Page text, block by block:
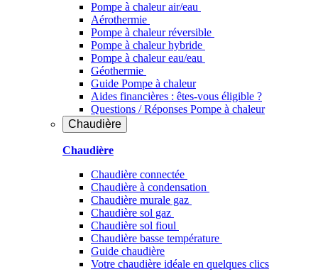
Pompe à chaleur air/eau
Aérothermie
Pompe à chaleur réversible
Pompe à chaleur hybride
Pompe à chaleur​ eau/eau
Géothermie
Guide Pompe à chaleur
Aides financières : êtes-vous éligible ?
Questions / Réponses Pompe à chaleur
Chaudière
Chaudière
Chaudière connectée
Chaudière à condensation
Chaudière murale gaz
Chaudière sol gaz
Chaudière sol fioul
Chaudière basse température
Guide chaudière
Votre chaudière idéale en quelques clics